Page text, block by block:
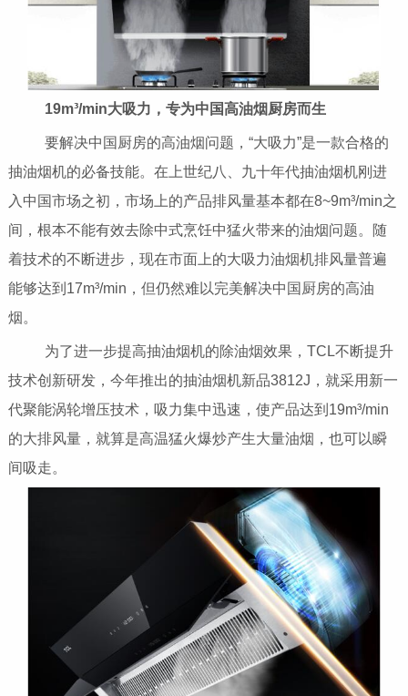
19m³/min大吸力，专为中国高油烟厨房而生
要解决中国厨房的高油烟问题，“大吸力”是一款合格的
抽油烟机的必备技能。在上世纪八、九十年代抽油烟机刚进
入中国市场之初，市场上的产品排风量基本都在8~9m³/min之
间，根本不能有效去除中式烹饪中猛火带来的油烟问题。随
着技术的不断进步，现在市面上的大吸力油烟机排风量普遍
能够达到17m³/min，但仍然难以完美解决中国厨房的高油
烟。
为了进一步提高抽油烟机的除油烟效果，TCL不断提升
技术创新研发，今年推出的抽油烟机新品3812J，就采用新一
代聚能涡轮增压技术，吸力集中迅速，使产品达到19m³/min
的大排风量，就算是高温猛火爆炒产生大量油烟，也可以瞬
间吸走。